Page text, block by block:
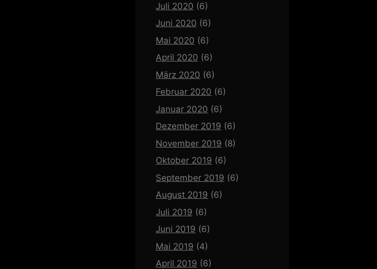
Juli 2020 (6)
Juni 2020 (6)
Mai 2020 (6)
April 2020 (6)
März 2020 (6)
Februar 2020 (6)
Januar 2020 (6)
Dezember 2019 (6)
November 2019 (8)
Oktober 2019 (6)
September 2019 (6)
August 2019 (6)
Juli 2019 (6)
Juni 2019 (6)
Mai 2019 (4)
April 2019 (6)